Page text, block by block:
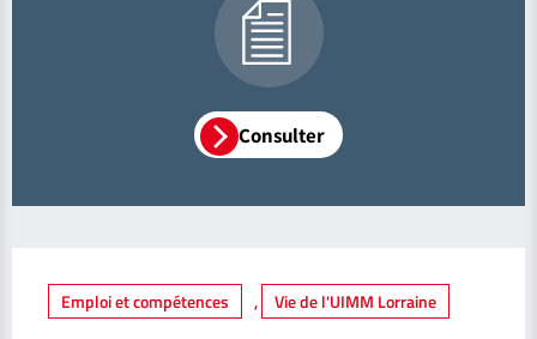
Consulter
Emploi et compétences , Vie de l'UIMM Lorraine